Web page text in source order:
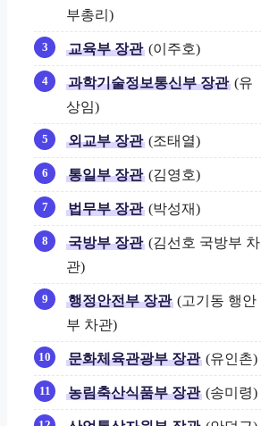
부총리)
교육부 장관 (이주호)
과학기술정보통신부 장관 (유
상임)
외교부 장관 (조태열)
통일부 장관 (김영호)
법무부 장관 (박성재)
국방부 장관 (김선호 국방부 차
관)
행정안전부 장관 (고기동 행안
부 차관)
문화체육관광부 장관 (유인촌)
농림축산식품부 장관 (송미령)